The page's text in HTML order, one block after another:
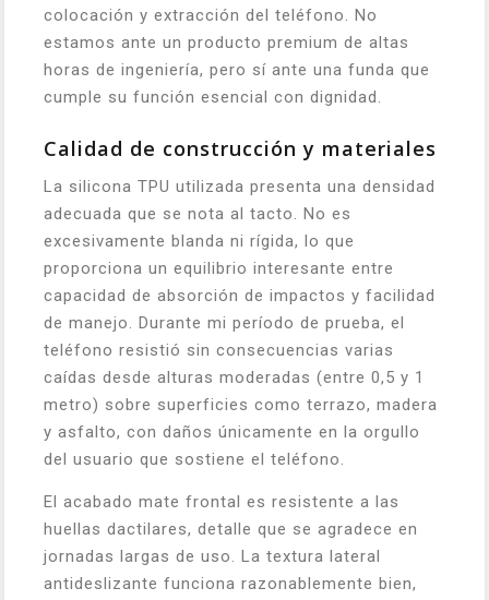
colocación y extracción del teléfono. No
estamos ante un producto premium de altas
horas de ingeniería, pero sí ante una funda que
cumple su función esencial con dignidad.
Calidad de construcción y materiales
La silicona TPU utilizada presenta una densidad
adecuada que se nota al tacto. No es
excesivamente blanda ni rígida, lo que
proporciona un equilibrio interesante entre
capacidad de absorción de impactos y facilidad
de manejo. Durante mi período de prueba, el
teléfono resistió sin consecuencias varias
caídas desde alturas moderadas (entre 0,5 y 1
metro) sobre superficies como terrazo, madera
y asfalto, con daños únicamente en la orgullo
del usuario que sostiene el teléfono.
El acabado mate frontal es resistente a las
huellas dactilares, detalle que se agradece en
jornadas largas de uso. La textura lateral
antideslizante funciona razonablemente bien,